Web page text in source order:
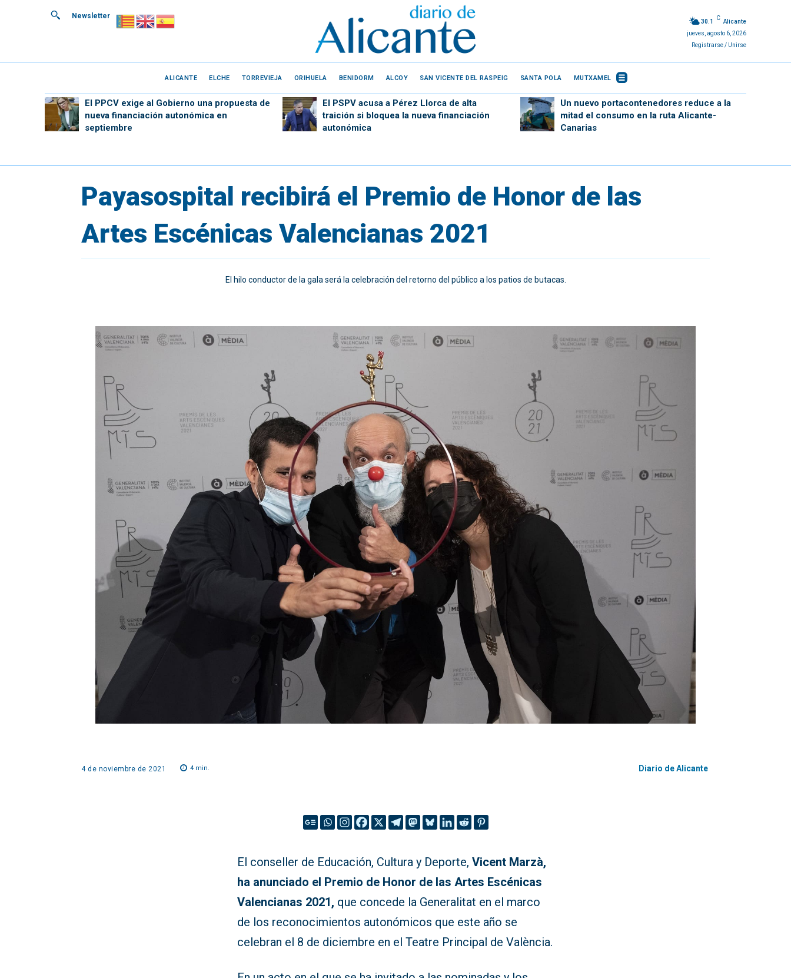
Newsletter
30.1
C
Alicante
jueves, agosto 6, 2026
Registrarse / Unirse
ALICANTE ELCHE TORREVIEJA ORIHUELA BENIDORM ALCOY SAN VICENTE DEL RASPEIG SANTA POLA MUTXAMEL
El PPCV exige al Gobierno una propuesta de
nueva financiación autonómica en
septiembre
El PSPV acusa a Pérez Llorca de alta
traición si bloquea la nueva financiación
autonómica
Un nuevo portacontenedores reduce a la
mitad el consumo en la ruta Alicante-
Canarias
Payasospital recibirá el Premio de Honor de las
Artes Escénicas Valencianas 2021
El hilo conductor de la gala será la celebración del retorno del público a los patios de butacas.
4 de noviembre de 2021 4 min. Diario de Alicante
El conseller de Educación, Cultura y Deporte,Vicent Marzà,
ha anunciado el Premio de Honor de las Artes Escénicas
Valencianas 2021, que concede la Generalitat en el marco
de los reconocimientos autonómicos que este año se
celebran el 8 de diciembre en el Teatre Principal de València.